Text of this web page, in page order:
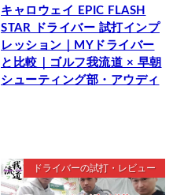
キャロウェイ EPIC FLASH
STAR ドライバー 試打インプ
レッション｜MYドライバー
と比較｜ゴルフ我流道 × 早朝
シューティング部・アウディ
ドライバーの試打・レビュー